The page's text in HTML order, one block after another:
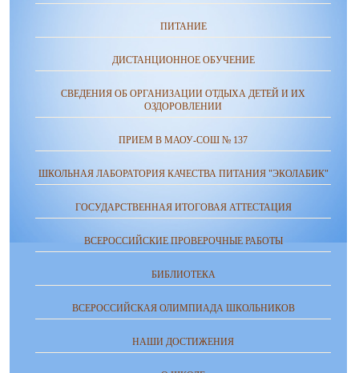
ПИТАНИЕ
ДИСТАНЦИОННОЕ ОБУЧЕНИЕ
СВЕДЕНИЯ ОБ ОРГАНИЗАЦИИ ОТДЫХА ДЕТЕЙ И ИХ
ОЗДОРОВЛЕНИИ
ПРИЕМ В МАОУ-СОШ № 137
ШКОЛЬНАЯ ЛАБОРАТОРИЯ КАЧЕСТВА ПИТАНИЯ "ЭКОЛАБИК"
ГОСУДАРСТВЕННАЯ ИТОГОВАЯ АТТЕСТАЦИЯ
ВСЕРОССИЙСКИЕ ПРОВЕРОЧНЫЕ РАБОТЫ
БИБЛИОТЕКА
ВСЕРОССИЙСКАЯ ОЛИМПИАДА ШКОЛЬНИКОВ
НАШИ ДОСТИЖЕНИЯ